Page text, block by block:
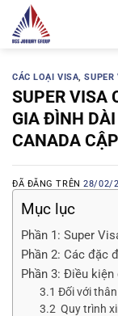
Chuyển
đến
dungCÁC LOẠI VISA,SUPER
SUPER VISA
GIA ĐÌNH
CANADA
ĐÃ ĐĂNG TRÊN28/02/
Mục lục
Phần 1: Super
Phần 2: Các đặc
Phần 3: Điều
3.1 Đối với
3.2 Quy trình